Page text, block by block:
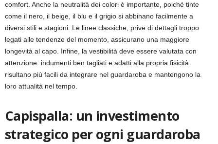
comfort. Anche la neutralità dei colori è importante, poiché tinte
come il nero, il beige, il blu e il grigio si abbinano facilmente a
diversi stili e stagioni. Le linee classiche, prive di dettagli troppo
legati alle tendenze del momento, assicurano una maggiore
longevità al capo. Infine, la vestibilità deve essere valutata con
attenzione: indumenti ben tagliati e adatti alla propria fisicità
risultano più facili da integrare nel guardaroba e mantengono la
loro attualità nel tempo.
Capispalla: un investimento
strategico per ogni guardaroba